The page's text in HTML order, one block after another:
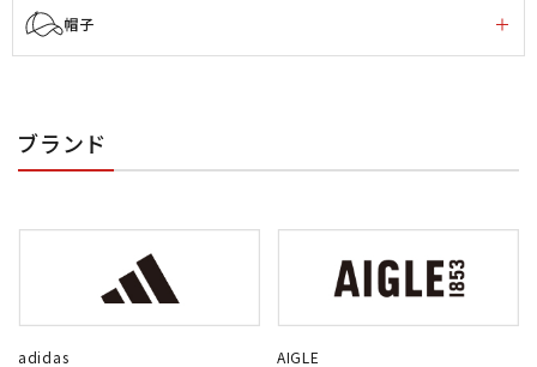
帽子
ブランド
adidas AIGLE